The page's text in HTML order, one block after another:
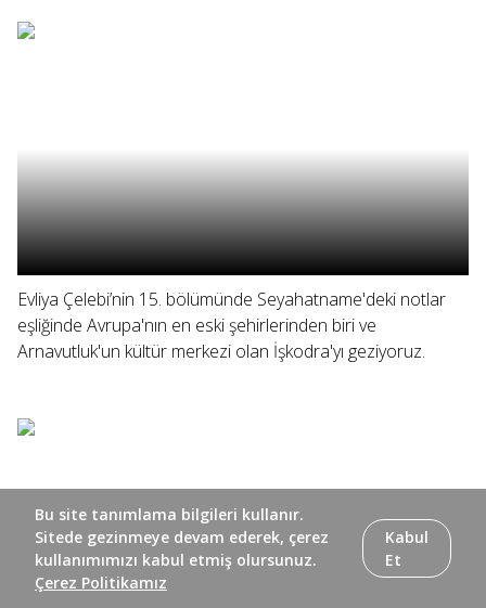
Evliya Çelebi’nin 15. bölümünde Seyahatname'deki notlar
eşliğinde Avrupa'nın en eski şehirlerinden biri ve
Arnavutluk'un kültür merkezi olan İşkodra'yı geziyoruz.
Bu site tanımlama bilgileri kullanır.
Sitede gezinmeye devam ederek, çerez
kullanımımızı kabul etmiş olursunuz.
Çerez Politikamız
Kabul
Et